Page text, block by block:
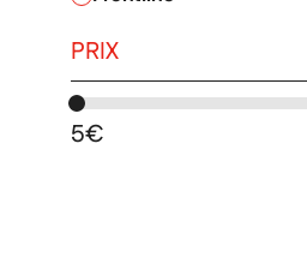
PRIX
5€